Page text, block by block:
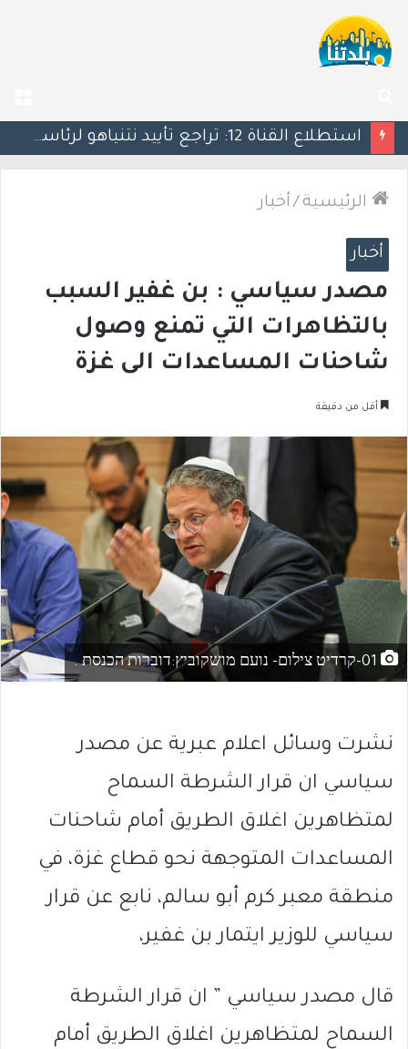
عن
كين يحذر ترامب: التصعيد العسكري ضد إيران قد يأتي بنتائج عكسية
الرئيسية / أخبار
أخبار
مصدر سياسي : بن غفير السبب
بالتظاهرات التي تمنع وصول
شاحنات المساعدات الى غزة
أقل من دقيقة
نشرت وسائل اعلام عبرية عن مصدر
سياسي ان قرار الشرطة السماح
لمتظاهرين اغلاق الطريق أمام شاحنات
المساعدات المتوجهة نحو قطاع غزة، في
منطقة معبر كرم أبو سالم، نابع عن قرار
سياسي للوزير ايتمار بن غفير،
قال مصدر سياسي ” ان قرار الشرطة
السماح لمتظاهرين اغلاق الطريق أمام